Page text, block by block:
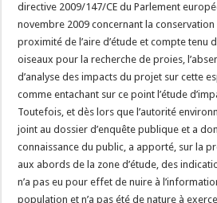
directive 2009/147/CE du Parlement
novembre 2009 concernant la
proximité de l’aire d’étude et compte tenu
oiseaux pour la recherche de proies,
d’analyse des impacts du projet sur cette
comme entachant sur ce point l’étude
Toutefois, et dès lors que l’autorité
joint au dossier d’enquête publique et a
connaissance du public, a apporté, sur la
aux abords de la zone d’étude, des
n’a pas eu pour effet de nuire à
population et n’a pas été de nature à